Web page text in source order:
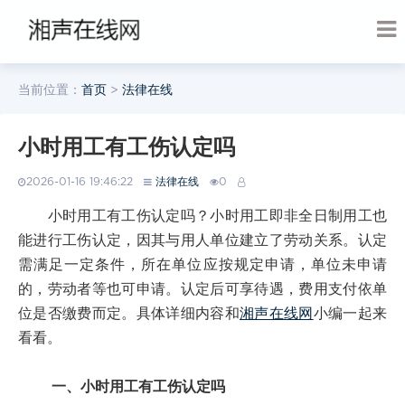
当前位置： 首页 > 法律在线
小时用工有工伤认定吗
2026-01-16 19:46:22 法律在线 0
小时用工有工伤认定吗？小时用工即非全日制用工也
能进行工伤认定，因其与用人单位建立了劳动关系。认定
需满足一定条件，所在单位应按规定申请，单位未申请
的，劳动者等也可申请。认定后可享待遇，费用支付依单
位是否缴费而定。具体详细内容和湘声在线网 小编一起来
看看。
一、小时用工有工伤认定吗